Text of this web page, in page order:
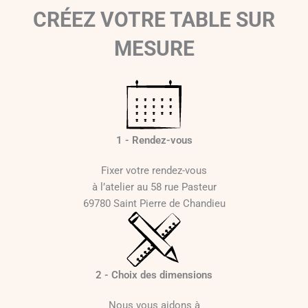
CRÉEZ VOTRE TABLE SUR
MESURE
1 - Rendez-vous
Fixer votre rendez-vous
à l’atelier au 58 rue Pasteur
69780 Saint Pierre de Chandieu
2 - Choix des dimensions
Nous vous aidons à